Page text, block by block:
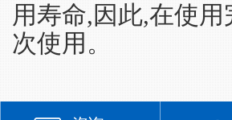
用寿命,因此,在使
次使用。